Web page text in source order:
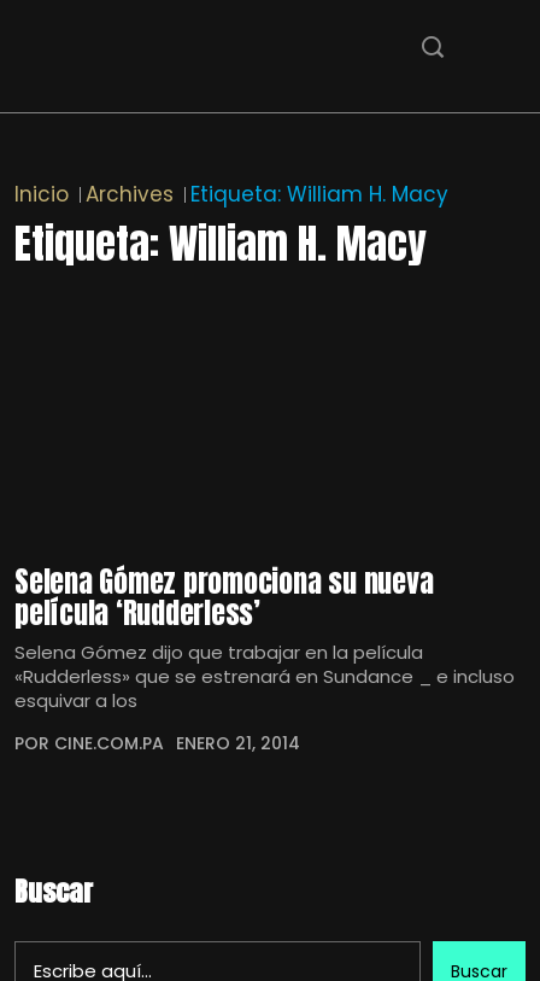
Inicio Archives Etiqueta: William H. Macy
Etiqueta:William H. Macy
Selena Gómez promociona su nueva
película ‘Rudderless’
Selena Gómez dijo que trabajar en la película
«Rudderless» que se estrenará en Sundance _ e incluso
esquivar a los
POR CINE.COM.PA ENERO 21, 2014
Buscar
Buscar